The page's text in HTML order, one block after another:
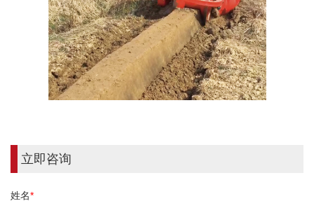
立即咨询
姓名*